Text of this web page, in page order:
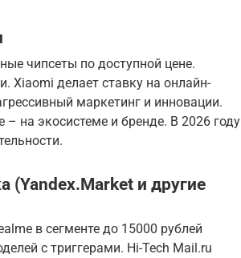
чипсеты по доступной цене.
Xiaomi делает ставку на онлайн-
маркетинг и инновации.
– на экосистеме и бренде. В 2026 году
(Yandex.Market и другие
в сегменте до 15000 рублей
с триггерами. Hi-Tech Mail.ru